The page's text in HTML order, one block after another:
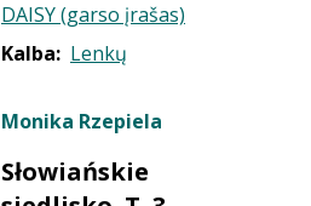
DAISY (garso įrašas)
Kalba: Lenkų
Monika Rzepiela
Słowiańskie